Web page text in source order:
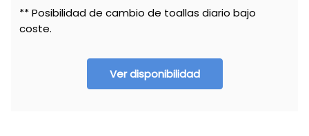
** Posibilidad de cambio de toallas diario bajo
coste.
Ver disponibilidad